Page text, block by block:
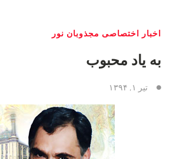
اخبار اختصاصی مجذوبان نور
به یاد محبوب
تیر ۱, ۱۳۹۴